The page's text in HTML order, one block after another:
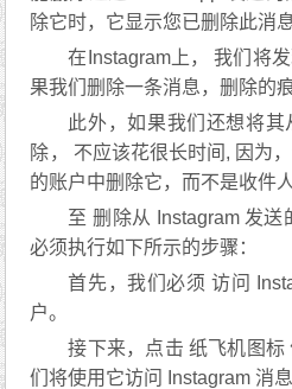
除它时，它显示您已删除此消息
在Instagram上， 我们将
果我们删除一条消息，删除的
此外，如果我们还想将
除， 不应该花很长时间, 因为
的账户中删除它，而不是收件人
至 删除从 Instagram 发送
必须执行如下所示的步骤：
首先，我们必须 访问
户。
接下来，点击 纸飞机图
们将使用它访问 Instagram 消息